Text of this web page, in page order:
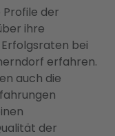
der
ihre
bei
erfahren.
auch die
der